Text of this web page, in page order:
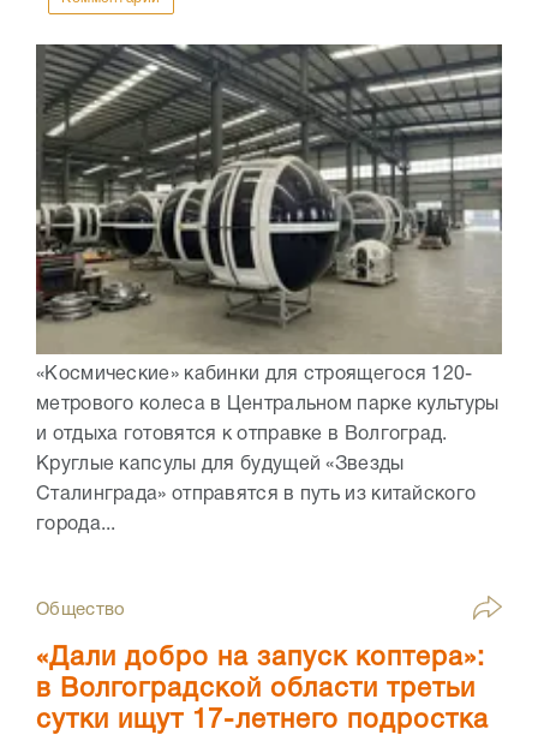
«Космические» кабинки для строящегося 120-
метрового колеса в Центральном парке культуры
и отдыха готовятся к отправке в Волгоград.
Круглые капсулы для будущей «Звезды
Сталинграда» отправятся в путь из китайского
города...
Общество
«Дали добро на запуск коптера»:
в Волгоградской области третьи
сутки ищут 17-летнего подростка